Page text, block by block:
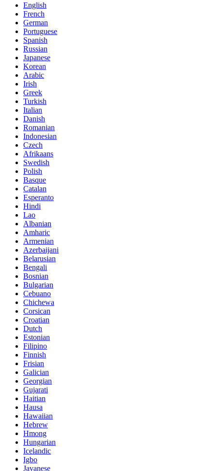
English
French
German
Portuguese
Spanish
Russian
Japanese
Korean
Arabic
Irish
Greek
Turkish
Italian
Danish
Romanian
Indonesian
Czech
Afrikaans
Swedish
Polish
Basque
Catalan
Esperanto
Hindi
Lao
Albanian
Amharic
Armenian
Azerbaijani
Belarusian
Bengali
Bosnian
Bulgarian
Cebuano
Chichewa
Corsican
Croatian
Dutch
Estonian
Filipino
Finnish
Frisian
Galician
Georgian
Gujarati
Haitian
Hausa
Hawaiian
Hebrew
Hmong
Hungarian
Icelandic
Igbo
Javanese